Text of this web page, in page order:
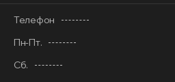
Телефон
Пн-Пт.
Сб.